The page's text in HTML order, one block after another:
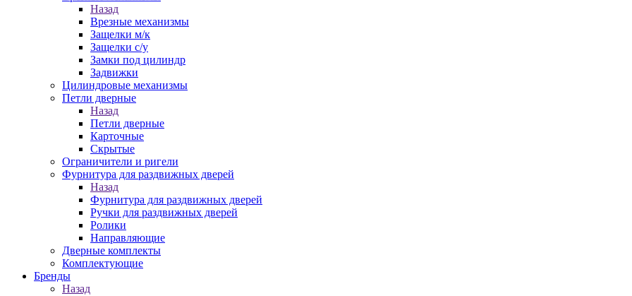
Назад
Врезные механизмы
Защелки м/к
Защелки с/у
Замки под цилиндр
Задвижки
Цилиндровые механизмы
Петли дверные
Назад
Петли дверные
Карточные
Скрытые
Ограничители и ригели
Фурнитура для раздвижных дверей
Назад
Фурнитура для раздвижных дверей
Ручки для раздвижных дверей
Ролики
Направляющие
Дверные комплекты
Комплектующие
Бренды
Назад